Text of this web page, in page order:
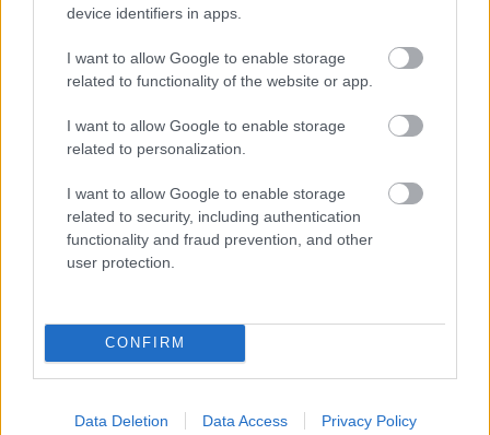
device identifiers in apps.
I want to allow Google to enable storage
related to functionality of the website or app.
I want to allow Google to enable storage
related to personalization.
I want to allow Google to enable storage
related to security, including authentication
functionality and fraud prevention, and other
user protection.
CONFIRM
Data Deletion Data Access Privacy Policy
10 alternatív karácsonyfa fenyő és
műfenyő helyett
felhasznalo 2016. december 01.
Még csak advent első napja van, de mi máris
belecsapunk a közepébe: karácsonyfákat hoztunk
díszíteni, akiknek kicsi a lakásuk a labdás vagy
cserepes fenyőhöz, és akiknek végigfut a hideg a
hátukon, ha azt a…